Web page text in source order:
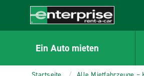
CONTENT
Enterprise
Ein Auto mieten